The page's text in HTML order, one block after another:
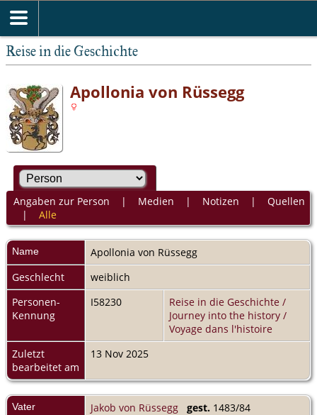
Reise in die Geschichte
Apollonia von Rüssegg
Angaben zur Person | Medien | Notizen | Quellen
| Alle
Name Apollonia von Rüssegg
Geschlecht
weiblich
Personen-
Kennung
I58230
Reise in die Geschichte /
Journey into the history /
Voyage dans l'histoire
Zuletzt
bearbeitet am
13 Nov 2025
Vater Jakob von Rüssegg gest. 1483/84